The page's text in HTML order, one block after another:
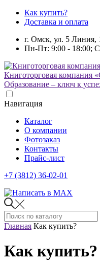
Как купить?
Доставка и оплата
г. Омск, ул. 5 Линия,
Пн-Пт: 9:00 - 18:00;
Книготорговая компания
Образование – ключ к
Навигация
Каталог
О компании
Фотозаказ
Контакты
Прайс-лист
+7 (3812) 36-02-01
Главная Как купить?
Как купить?